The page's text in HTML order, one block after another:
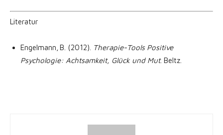
Literatur
Engelmann, B. (2012). Therapie-Tools Positive
Psychologie: Achtsamkeit, Glück und Mut. Beltz.